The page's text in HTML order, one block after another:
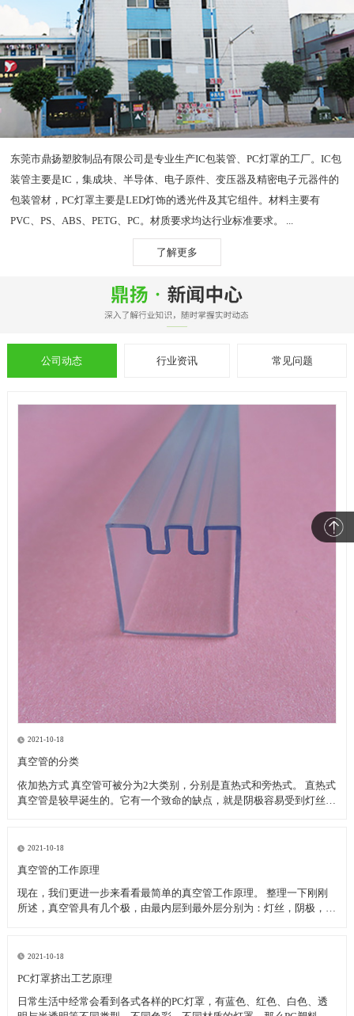
东莞市鼎扬塑胶制品有限公司是专业生产IC包装管、PC灯罩的工厂。IC包
装管主要是IC，集成块、半导体、电子原件、变压器及精密电子元器件的
包装管材，PC灯罩主要是LED灯饰的透光件及其它组件。材料主要有
PVC、PS、ABS、PETG、PC。材质要求均达行业标准要求。 ...
了解更多
公司动态 行业资讯 常见问题
2021-10-18
真空管的分类
依加热方式 真空管可被分为2大类别，分别是直热式和旁热式。 直热式
真空管是较早诞生的。它有一个致命的缺点，就是阴极容易受到灯丝的
的体积与储热量远远大于传统的灯
2021-10-18
真空管的工作原理
现在，我们更进一步来看看最简单的真空管工作原理。 整理一下刚刚
所述，真空管具有几个极，由最内层到最外层分别为：灯丝，阴极，栅
式传导至阴极金属板上，等到阴极金属板温度达
2021-10-18
PC灯罩挤出工艺原理
日常生活中经常会看到各式各样的PC灯罩，有蓝色、红色、白色、透